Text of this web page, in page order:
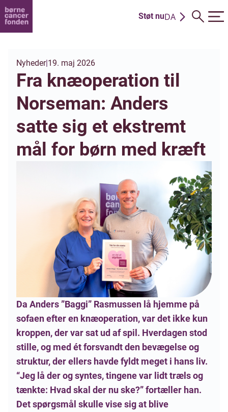
Støt nuDA
Nyheder|19. maj 2026
Fra knæoperation til
Norseman: Anders
satte sig et ekstremt
mål for børn med kræft
Da Anders ”Baggi” Rasmussen lå hjemme på
sofaen efter en knæoperation, var det ikke kun
kroppen, der var sat ud af spil. Hverdagen stod
stille, og med ét forsvandt den bevægelse og
struktur, der ellers havde fyldt meget i hans liv.
“Jeg lå der og syntes, tingene var lidt træls og
tænkte: Hvad skal der nu ske?” fortæller han.
Det spørgsmål skulle vise sig at blive